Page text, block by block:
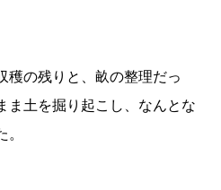
穫の残りと、畝の整理だっ
ま土を掘り起こし、なんとな